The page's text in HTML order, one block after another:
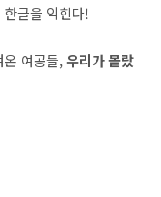
글을 익힌다!
온 여공들,우리가 몰랐